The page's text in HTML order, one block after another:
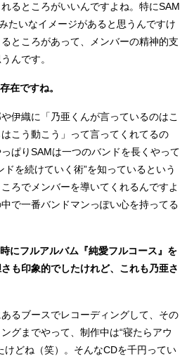
るところがいいんですよね。特にSAM
たいなイメージがあると思うんですけ
ところがあって、メンバーの精神的支
んです。
在ですね。
伊織に「乃亜くんが言っているのはこ
こう動こう」って言ってくれてるの
ぱりSAMは一つのバンドを長くやって
ドを続けていく術”を知っているという
ろでメンバーを導いてくれるんですよ
で一番バンドマンっぽい心を持ってる
にフルアルバム『純愛フルコース』を
も印象的でしたけれど、これも乃亜さ
るブースでレコーディングして、その
グまでやって、制作中は“寝たらアウ
けどね（笑）。そんなCDを千円ってい